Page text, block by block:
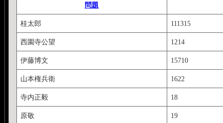
問題
桂太郎 111315
西園寺公望 1214
伊藤博文 15710
山本権兵衛 1622
寺内正毅 18
原敬 19